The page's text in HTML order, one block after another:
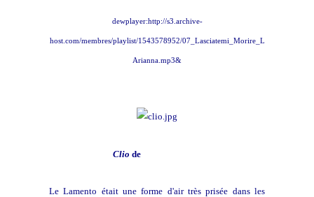
dewplayer:http://s3.archive-
host.com/membres/playlist/1543578952/07_Lasciatemi_Morire_L
Arianna.mp3&
Clio de
Le Lamento était une forme d'air très prisée dans les